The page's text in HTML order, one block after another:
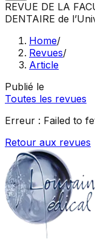
REVUE DE LA
DENTAIRE de
Home/
Revues/
Article
Publié le
Toutes les revues
Erreur : Failed to
Retour aux revues